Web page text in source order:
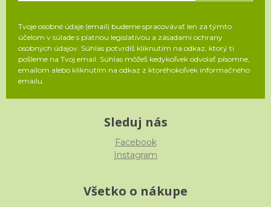
Tvoje osobné údaje (email) budeme spracovávať len za týmto
účelom v súlade s platnou legislatívou a zásadami ochrany
osobných údajov. Súhlas potvrdíš kliknutím na odkaz, ktorý ti
pošleme na Tvoj email. Súhlas môžeš kedykoľvek odvolať písomne,
emailom alebo kliknutím na odkaz z ktoréhokoľvek informačného
emailu.
Sleduj nás
Facebook
Instagram
Všetko o nákupe